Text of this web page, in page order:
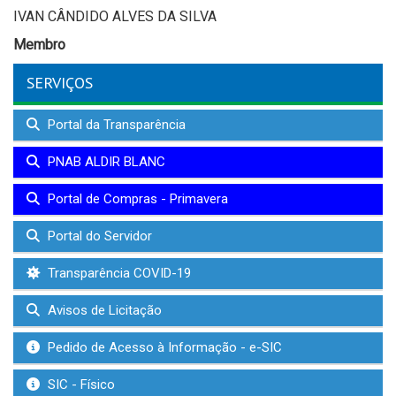
IVAN CÂNDIDO ALVES DA SILVA
Membro
SERVIÇOS
Portal da Transparência
PNAB ALDIR BLANC
Portal de Compras - Primavera
Portal do Servidor
Transparência COVID-19
Avisos de Licitação
Pedido de Acesso à Informação - e-SIC
SIC - Físico